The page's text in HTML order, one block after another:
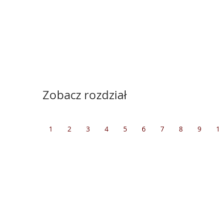
Zobacz rozdział
1 2 3 4 5 6 7 8 9